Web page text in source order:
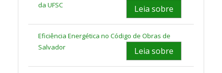
da UFSC
Leia sobre
Eficiência Energética no Código de Obras de
Salvador
Leia sobre